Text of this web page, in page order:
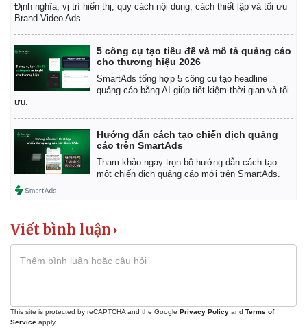
Chứng khoán
Định nghĩa, vị trí hiển thị, quy cách nội dung, cách thiết lập và tối ưu
Brand Video Ads.
5 công cụ tạo tiêu đề và mô tả quảng cáo
cho thương hiệu 2026
SmartAds tổng hợp 5 công cụ tạo headline
quảng cáo bằng AI giúp tiết kiệm thời gian và tối
ưu.
Hướng dẫn cách tạo chiến dịch quảng
cáo trên SmartAds
Tham khảo ngay trọn bộ hướng dẫn cách tạo
một chiến dịch quảng cáo mới trên SmartAds.
Viết bình luận
This site is protected by reCAPTCHA and the Google Privacy Policy and Terms of
Service apply.